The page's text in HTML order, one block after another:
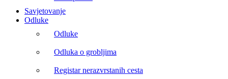
Savjetovanje
Odluke
Odluke
Odluka o grobljima
Registar nerazvrstanih cesta